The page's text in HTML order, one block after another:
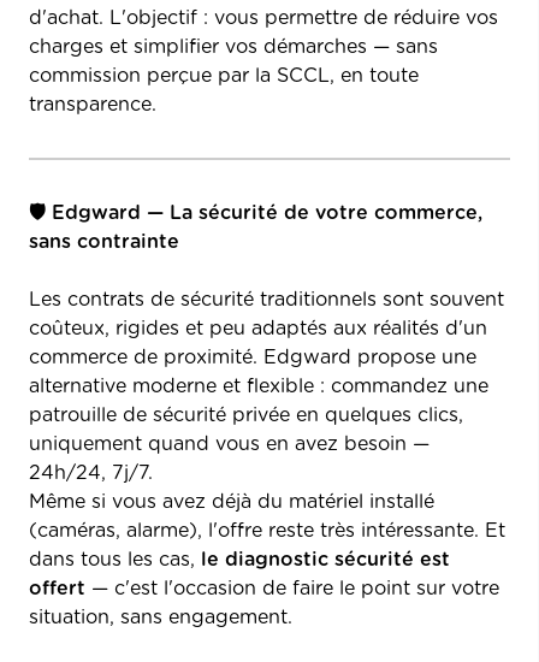
d'achat. L'objectif : vous permettre de réduire vos
charges et simplifier vos démarches — sans
commission perçue par la SCCL, en toute
transparence.
🛡 Edgward — La sécurité de votre commerce,
sans contrainte
Les contrats de sécurité traditionnels sont souvent
coûteux, rigides et peu adaptés aux réalités d'un
commerce de proximité. Edgward propose une
alternative moderne et flexible : commandez une
patrouille de sécurité privée en quelques clics,
uniquement quand vous en avez besoin —
24h/24, 7j/7.
Même si vous avez déjà du matériel installé
(caméras, alarme), l'offre reste très intéressante. Et
dans tous les cas,
le diagnostic sécurité est
offert — c'est l'occasion de faire le point sur votre
situation, sans engagement.